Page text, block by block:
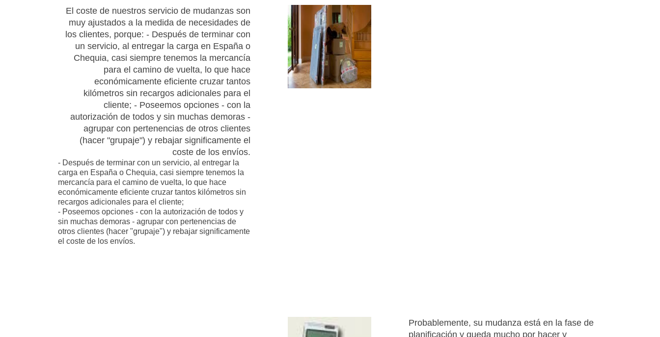
El coste de nuestros servicio de mudanzas son
muy ajustados a la medida de necesidades de
los clientes, porque: - Después de terminar con
un servicio, al entregar la carga en España o
Chequia, casi siempre tenemos la mercancía
para el camino de vuelta, lo que hace
económicamente eficiente cruzar tantos
kilómetros sin recargos adicionales para el
cliente; - Poseemos opciones - con la
autorización de todos y sin muchas demoras -
agrupar con pertenencias de otros clientes
(hacer "grupaje") y rebajar significamente el
coste de los envíos.
- Después de terminar con un servicio, al entregar la
carga en España o Chequia, casi siempre tenemos la
mercancía para el camino de vuelta, lo que hace
económicamente eficiente cruzar tantos kilómetros sin
recargos adicionales para el cliente;
- Poseemos opciones - con la autorización de todos y
sin muchas demoras - agrupar con pertenencias de
otros clientes (hacer "grupaje") y rebajar significamente
el coste de los envíos.
Probablemente, su mudanza está en la fase de
planificación y queda mucho por hacer y